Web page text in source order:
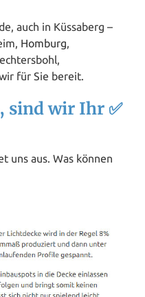
auch in Küssaberg –
Homburg,
für Sie bereit.
sind wir Ihr ✅
uns aus. Was können